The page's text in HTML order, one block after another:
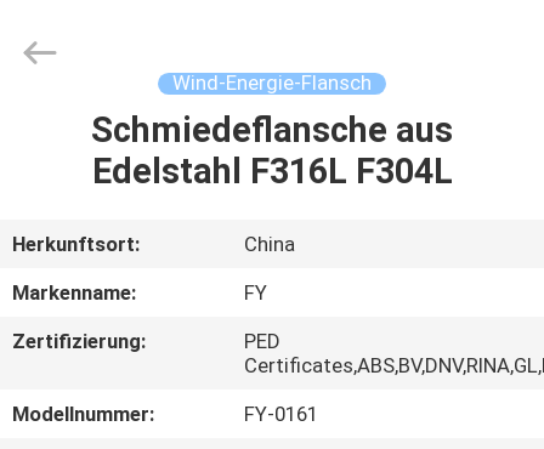
VIDEOS
ÜBER
UNS
Flange
Wind-Energie-Flansch
Schmiedeflansche aus
Edelstahl F316L F304L
Herkunftsort:
China
Markenname:
FY
Zertifizierung:
PED
Modellnummer:
FY-0161